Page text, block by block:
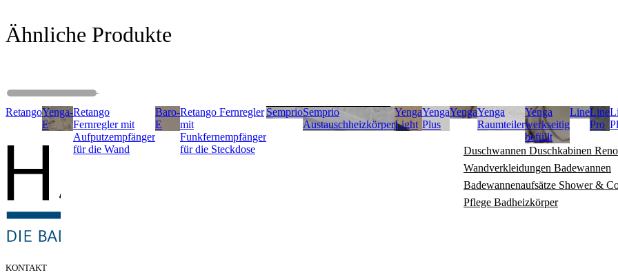
Ähnliche Produkte
RetangoYenga-
E
Retango
Fernregler mit
Aufputzempfänger
für die Wand
Baro-
E
Retango Fernregler
mit
Funkfernempfänger
für die Steckdose
SemprioSemprio
Austauschheizkörper
Yenga
Light
Yenga
Plus
YengaYenga
Raumteiler
Yenga
werkseitig
befüllt
LineLine
Pro
KONTAKT
Duschwannen Duschkabinen
Wandverkleidungen Badewannen
Badewannenaufsätze Shower &
Pflege Badheizkörper